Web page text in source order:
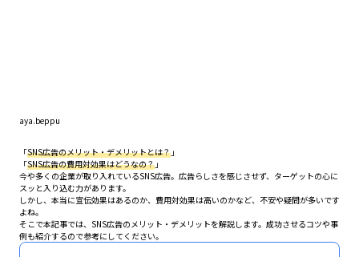
aya.beppu
「SNS広告のメリット・デメリットとは？」
「SNS広告の費用対効果はどうなの？」
今や多くの企業が取り入れているSNS広告。広告らしさを感じさせず、ターゲットの心に
スッと入り込む力があります。
しかし、本当に宣伝効果はあるのか、費用対効果は高いのかなど、不安や疑問が多いです
よね。
そこで本記事では、SNS広告のメリット・デメリットを解説します。成功させるコツや事
例も紹介するので参考にしてください。